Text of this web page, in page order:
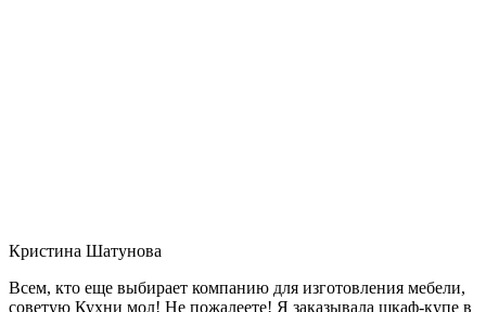
Кристина Шатунова
Всем, кто еще выбирает компанию для изготовления мебели,
советую Кухни мол! Не пожалеете! Я заказывала шкаф-купе в